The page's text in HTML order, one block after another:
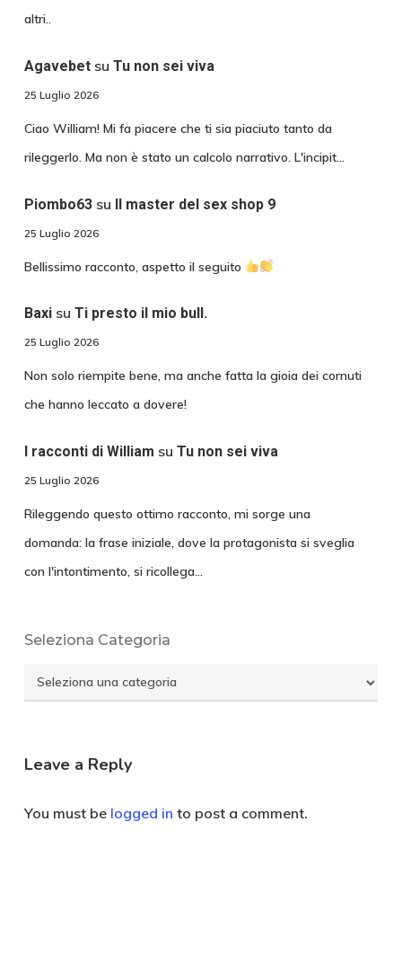
altri..
Agavebetsu Tu non sei viva
25 Luglio 2026
Ciao William! Mi fa piacere che ti sia piaciuto tanto da
rileggerlo. Ma non è stato un calcolo narrativo. L'incipit…
Piombo63su Il master del sex shop 9
25 Luglio 2026
Bellissimo racconto, aspetto il seguito
Baxisu Ti presto il mio bull.
25 Luglio 2026
Non solo riempite bene, ma anche fatta la gioia dei cornuti
che hanno leccato a dovere!
I racconti di William su Tu non sei viva
25 Luglio 2026
Rileggendo questo ottimo racconto, mi sorge una
domanda: la frase iniziale, dove la protagonista si sveglia
con l'intontimento, si ricollega…
Seleziona Categoria
Seleziona
Categoria
Leave a Reply
You must be logged in to post a comment.